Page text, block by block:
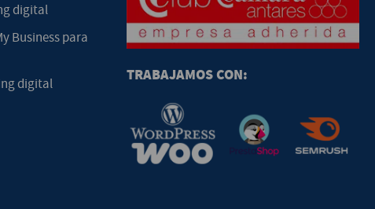
digital
Business para
digital
TRABAJAMOS CON: